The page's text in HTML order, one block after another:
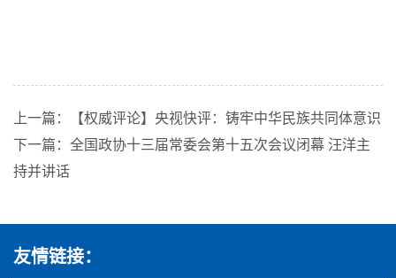
上一篇：【权威评论】央视快评：铸牢中华民族共同体意识
下一篇：全国政协十三届常委会第十五次会议闭幕 汪洋主
持并讲话
友情链接：